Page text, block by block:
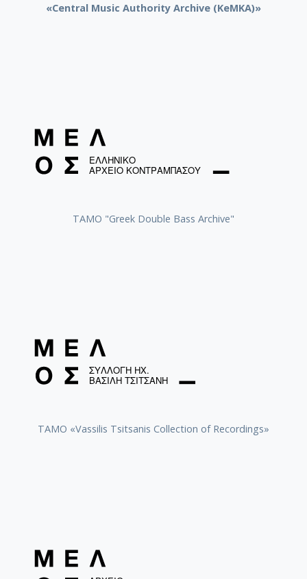
«Central Music Authority Archive (KeMKA)»
ΤΑΜΟ "Greek Double Bass Archive"
TAMO «Vassilis Tsitsanis Collection of Recordings»